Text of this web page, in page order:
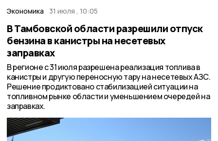
Экономика 31 июля , 10:05
В Тамбовской области разрешили отпуск
бензина в канистры на несетевых
заправках
В регионе с 31 июля разрешена реализация топлива в
канистры и другую переносную тару на несетевых АЗС.
Решение продиктовано стабилизацией ситуации на
топливном рынке области и уменьшением очередей на
заправках.